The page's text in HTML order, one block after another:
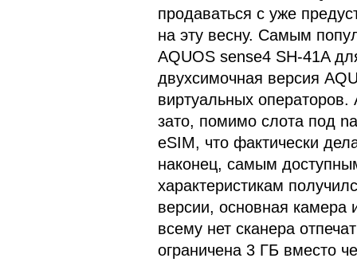
продаваться с уже
на эту весну. Самым
AQUOS sense4 SH-41A
двухсимочная версия
виртуальных
зато, помимо слота под
eSIM, что фактически
наконец, самым
характеристикам
версии, основная камера
всему нет сканера
ограничена 3 ГБ вместо